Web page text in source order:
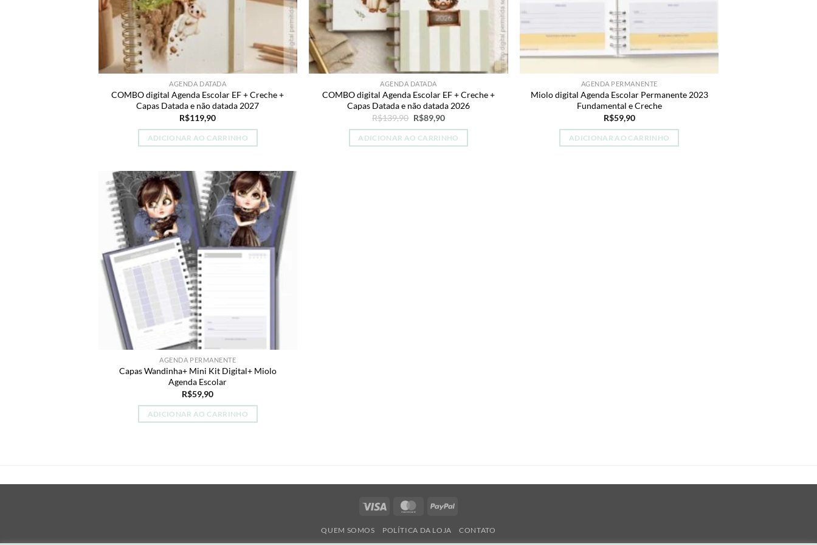
AGENDA DATADA
COMBO digital Agenda Escolar EF + Creche +
Capas Datada e não datada 2027
R$119,90
ADICIONAR AO CARRINHO
AGENDA DATADA
COMBO digital Agenda Escolar EF + Creche +
Capas Datada e não datada 2026
R$139,90 O
preço
original
era:
R$89,90O
atual
é:
ADICIONAR AO CARRINHO
AGENDA PERMANENTE
Miolo digital Agenda Escolar Permanente 2023
Fundamental e Creche
R$59,90
ADICIONAR AO CARRINHO
Add to
wishlist
AGENDA PERMANENTE
Capas Wandinha+ Mini Kit Digital+ Miolo
Agenda Escolar
R$59,90
ADICIONAR AO CARRINHO
Visa MasterCardPayPal
QUEM SOMOS POLÍTICA DA LOJA CONTATO